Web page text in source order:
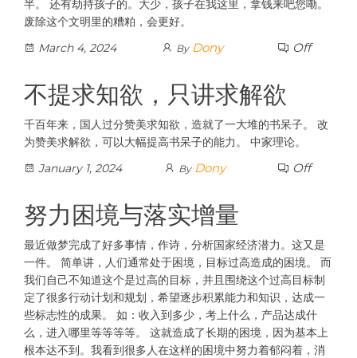
半。 还有劫持孩子的。大少，孩子在我这里，拿钱来吧您嘞。
废除这个文明里的糟粕，会更好。
March 4, 2024
By Dony Off
不提求知欲，只讲求解欲
千百年来，国人过分赞美求知欲，造就了一大堆的书呆子。 改
为赞美求解欲，可以大幅提高书呆子的能力。 中家理论。
January 1, 2024
By Dony Off
努力困境与落实增量
最近做梦完成了好多事情，作诗，分析国家经济潜力。这又是
一件。 简单讲，人们通常处于困境，目标过高造成的困境。 而
我们自己不知道这个是过高的目标，并且围绕这个过高目标制
定了很多行动计划和规划，希望逐步积累能力和知识，达成一
些标志性的成果。 如：收入到多少，考上什么，产品达成什
么，进入哪里等等等等。 这就造成了长期的困境，因为基本上
根本达不到。我看到很多人在这样的困境中努力着郁闷着，消